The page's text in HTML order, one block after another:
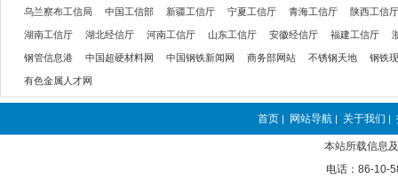
乌兰察布工信局 中国工信部 新疆工信厅 宁夏工信厅 青海工信厅 陕西工信厅
湖南工信厅 湖北经信厅 河南工信厅 山东工信厅 安徽经信厅 福建工信厅
钢管信息港 中国超硬材料网 中国钢铁新闻网 商务部网站 不锈钢天地 钢铁
有色金属人才网
首页 | 网站导航 | 关于我们 |
本站所载信息
电话：86-10-